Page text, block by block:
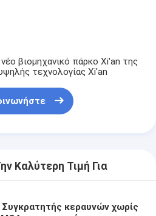
βιομηχανικό πάρκο Xi'an της
τεχνολογίας Xi'an
Καλύτερη Τιμή Για
Συγκρατητής κεραυνών χωρίς